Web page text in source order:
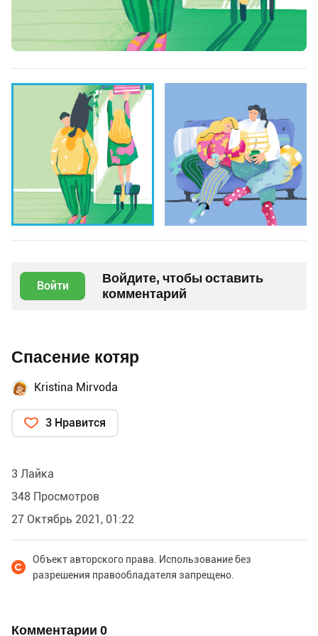
Войти
Войдите, чтобы оставить
комментарий
Спасение котяр
Kristina Mirvoda
3 Нравится
3 Лайка
348 Просмотров
27 Октябрь 2021, 01:22
Объект авторского права. Использование без
разрешения правообладателя запрещено.
Комментарии 0